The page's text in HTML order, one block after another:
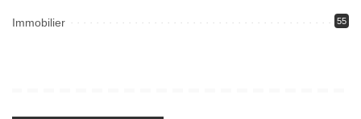
Immobilier 55